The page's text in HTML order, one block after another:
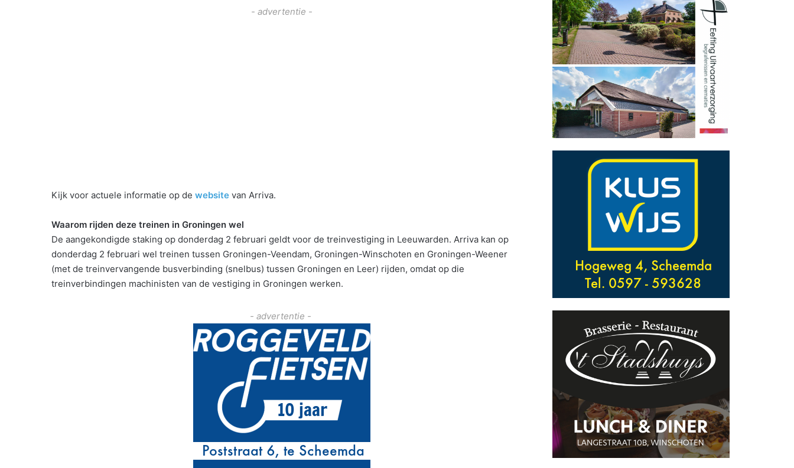
- advertentie -
Kijk voor actuele informatie op de website van Arriva.
Waarom rijden deze treinen in Groningen wel
De aangekondigde staking op donderdag 2 februari geldt voor de treinvestiging in Leeuwarden. Arriva kan op
donderdag 2 februari wel treinen tussen Groningen-Veendam, Groningen-Winschoten en Groningen-Weener
(met de treinvervangende busverbinding (snelbus) tussen Groningen en Leer) rijden, omdat op die
treinverbindingen machinisten van de vestiging in Groningen werken.
- advertentie -